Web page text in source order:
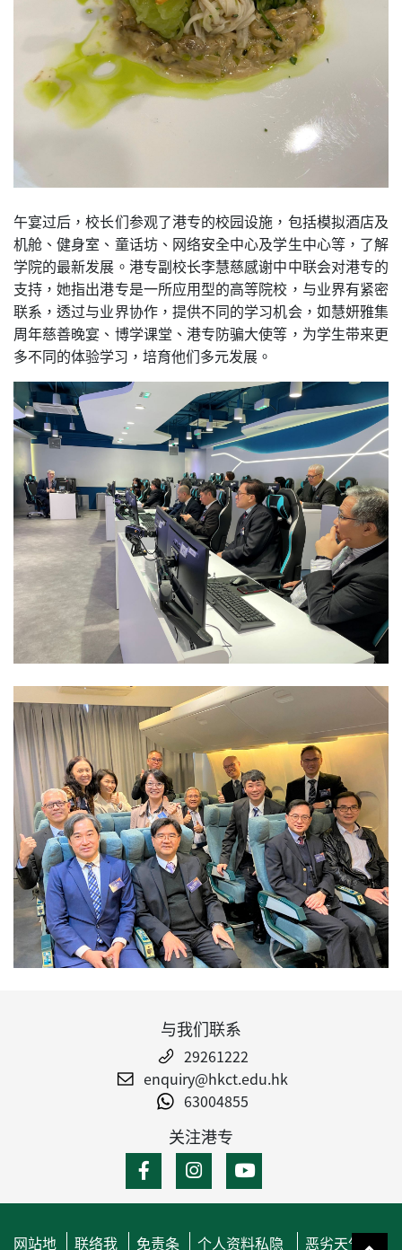
午宴过后，校长们参观了港专的校园设施，包括模拟酒店及
机舱、健身室、童话坊、网络安全中心及学生中心等，了解
学院的最新发展。港专副校长李慧慈感谢中中联会对港专的
支持，她指出港专是一所应用型的高等院校，与业界有紧密
联系，透过与业界协作，提供不同的学习机会，如慧妍雅集
周年慈善晚宴、博学课堂、港专防骗大使等，为学生带来更
多不同的体验学习，培育他们多元发展。
与我们联系
29261222
enquiry@hkct.edu.hk
63004855
关注港专
网站地 联络我 免责条 个人资料私隐 恶劣天气